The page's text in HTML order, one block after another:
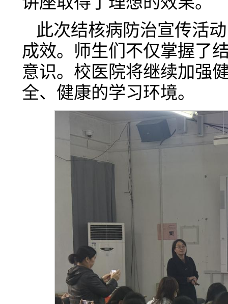
此次结核病防治宣传活
成效。师生们不仅掌握了
意识。校医院将继续加强
全、健康的学习环境。